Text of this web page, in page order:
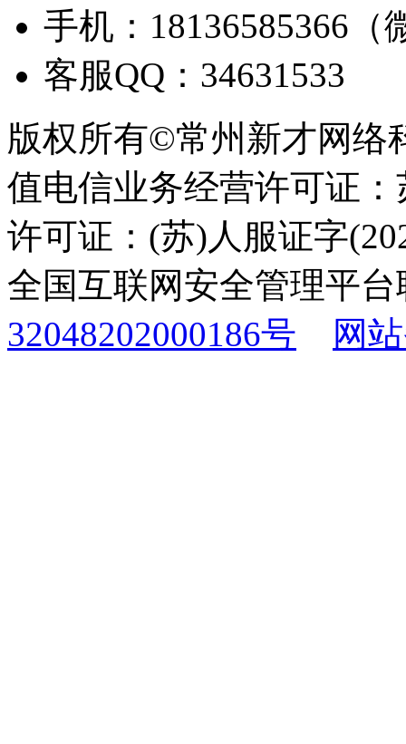
手机：18136585366（
客服QQ：34631533
版权所有©常州新才网络
值电信业务经营许可证
许可证：(苏)人服证字
全国互联网安全管理平
32048202000186号
网